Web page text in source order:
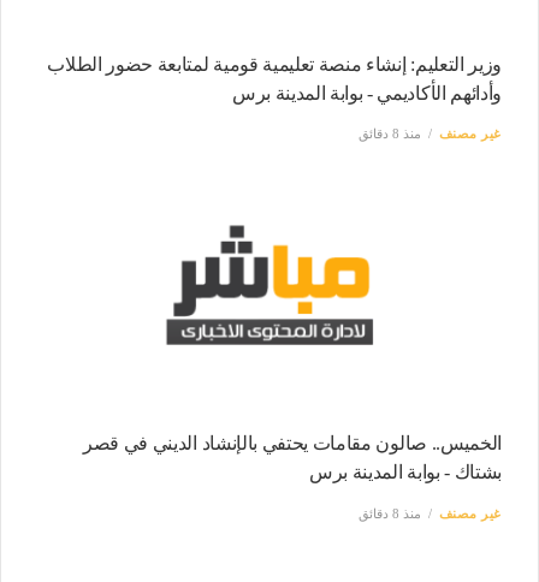
وزير التعليم: إنشاء منصة تعليمية قومية لمتابعة حضور الطلاب
وأدائهم الأكاديمي - بوابة المدينة برس
غير مصنف منذ 8 دقائق
الخميس.. صالون مقامات يحتفي بالإنشاد الديني في قصر
بشتاك - بوابة المدينة برس
غير مصنف منذ 8 دقائق